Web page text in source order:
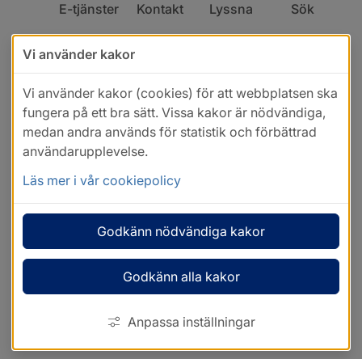
E-tjänster Kontakt Lyssna Sök
Vi använder kakor
Vi använder kakor (cookies) för att webbplatsen ska
fungera på ett bra sätt. Vissa kakor är nödvändiga,
medan andra används för statistik och förbättrad
användarupplevelse.
Läs mer i vår cookiepolicy
Godkänn nödvändiga kakor
Godkänn alla kakor
Anpassa inställningar